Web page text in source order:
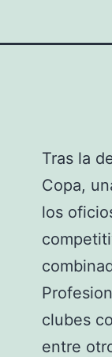
Tras la
Copa,
los
clubes
entre